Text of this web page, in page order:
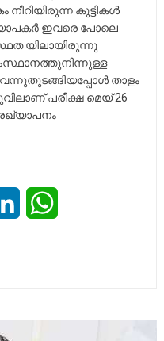
കുട്ടികൾ
ഇവരെ പോലെ
യിലായിരുന്നു
താളം
പരീക്ഷ മെയ്‌ 26
LinkedIn